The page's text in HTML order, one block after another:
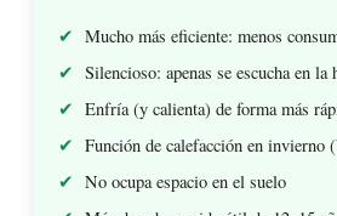
Mucho más eficiente: menos
Silencioso: apenas se escucha en la
Enfría (y calienta) de forma más
Función de calefacción en invierno
No ocupa espacio en el suelo